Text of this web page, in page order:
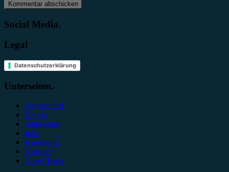
Social Media.
Legal
Datenschutzerklärung
Unterseiten.
Datenschutz
Genres
Impressum
Jobs
Kategorien
Kontakt
Unser Team